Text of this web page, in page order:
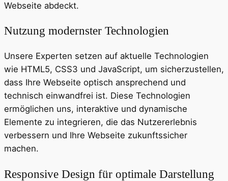
Webseite abdeckt.
Nutzung modernster Technologien
Unsere Experten setzen auf aktuelle Technologien
wie HTML5, CSS3 und JavaScript, um sicherzustellen,
dass Ihre Webseite optisch ansprechend und
technisch einwandfrei ist. Diese Technologien
ermöglichen uns, interaktive und dynamische
Elemente zu integrieren, die das Nutzererlebnis
verbessern und Ihre Webseite zukunftssicher
machen.
Responsive Design für optimale Darstellung